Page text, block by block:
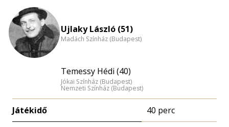
Ujlaky László (51)
Madách Színház (Budapest)
Temessy Hédi (40)
Jókai Színház (Budapest)
Nemzeti Színház (Budapest)
Játékidő 40 perc